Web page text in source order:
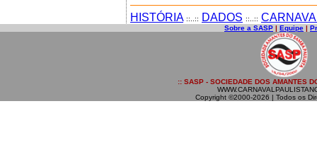
HISTÓRIA ::..:: DADOS ::..::
Sobre a SASP | Equipe |
:: SASP - SOCIEDADE DOS AMANTES
Copyright ©2000-2026 | Todos os